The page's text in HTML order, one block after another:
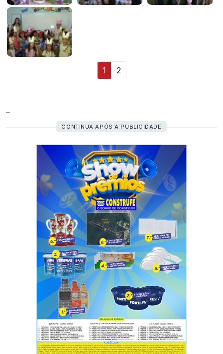
1 2
..
CONTINUA APÓS A PUBLICIDADE